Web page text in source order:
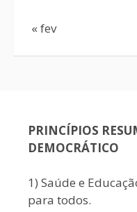
« fev
PRINCÍPIOS
DEMOCRÁTICO
1) Saúde e
para todos.